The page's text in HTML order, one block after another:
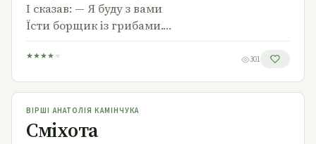
І сказав: — Я буду з вами
Їсти борщик із грибами.…
★★★★ ★ 301
Сміхота
ВІРШІ АНАТОЛІЯ КАМІНЧУКА
Сміхота